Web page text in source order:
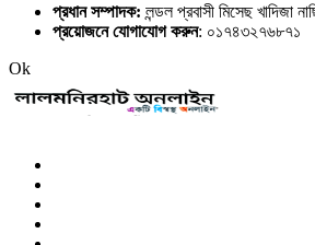
প্রধান সম্পাদক: লন্ডল প্রবাসী মিসেছ খাদিজা
প্রয়োজনে যোগাযোগ করুন: ০১৭৪৩২৭৬৮৭১
Ok